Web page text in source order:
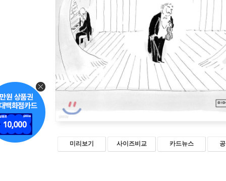
미리보기 사이즈비교 카드뉴스